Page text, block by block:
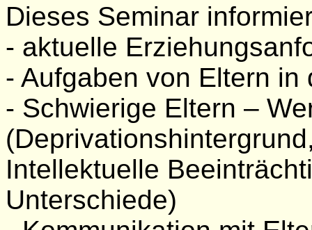
Dieses Seminar
- aktuelle
- Aufgaben von Eltern in
- Schwierige Eltern –
Intellektuelle
Unterschiede)